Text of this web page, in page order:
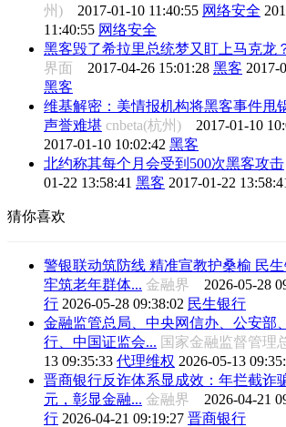
州) 2017-01-10 11:40:55 网络安全
11:40:55 网络安全
黑客毁了希拉里总统梦又盯上马克龙
界面 2017-04-26 15:01:28 黑客 2017-
黑客
维基解密：美情报机构将黑客事件甩
声誉难堪 cnbeta(杭州) 2017-01-10
2017-01-10 10:02:42 黑客
北约称其每个月会受到500次黑客攻击
01-22 13:58:41 黑客 2017-01-22
猜你喜欢
警银联动筑防线 精准宣教护桑榆 民
牢筑老年群体... 金融界 2026-05-28
行 2026-05-28 09:38:02 民生银行
金融监管总局、中央网信办、公安部
行、中国证监会... 国家金融监督管理
13 09:35:33 代理维权 2026-05-13
晋商银行反诈体系显成效：年拦截诈
元，彰显金融... 金融界 2026-04-21
行 2026-04-21 09:19:27 晋商银行